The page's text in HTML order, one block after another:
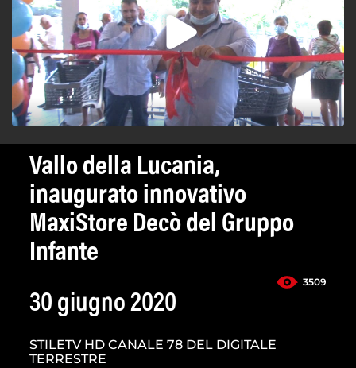
Vallo della Lucania,
inaugurato innovativo
MaxiStore Decò del Gruppo
Infante
3509
30 giugno 2020
STILETV HD CANALE 78 DEL DIGITALE
TERRESTRE